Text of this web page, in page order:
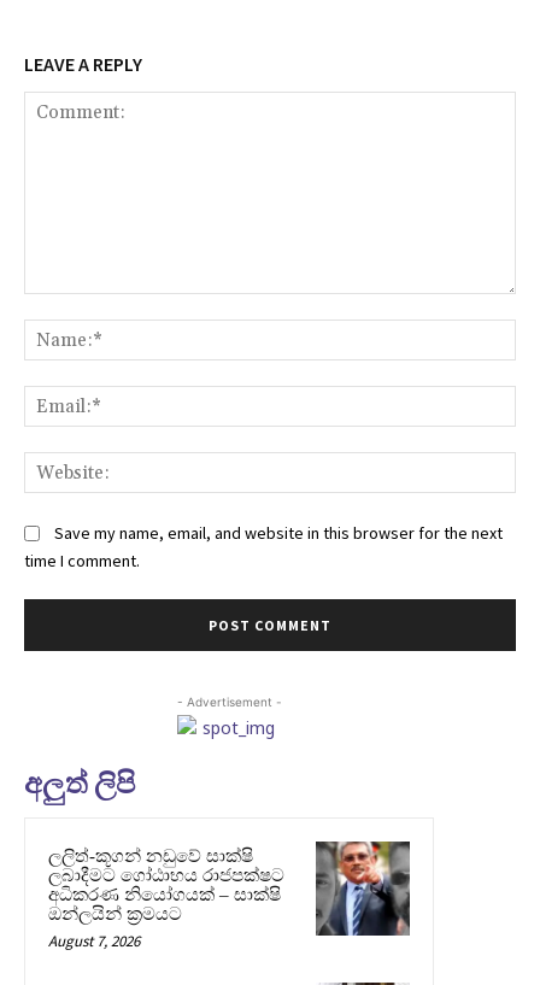
LEAVE A REPLY
Save my name, email, and website in this browser for the next
time I comment.
- Advertisement -
අලුත් ලිපි
ලලිත්-කූගන් නඩුවේ සාක්ෂි
ලබාදීමට ගෝඨාභය රාජපක්ෂට
අධිකරණ නියෝගයක් – සාක්ෂි
ඔන්ලයින් ක්‍රමයට
August 7, 2026